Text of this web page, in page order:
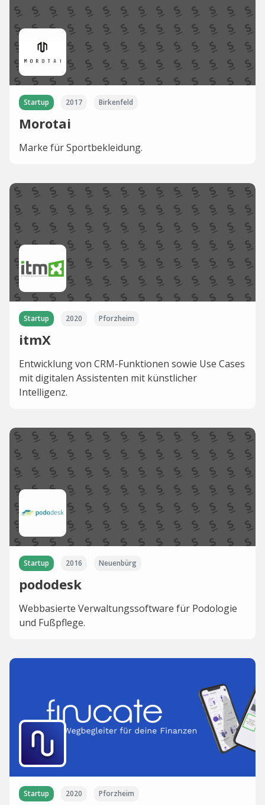
Startup 2017 Birkenfeld
Morotai
Marke für Sportbekleidung.
Startup 2020 Pforzheim
itmX
Entwicklung von CRM-Funktionen sowie Use Cases
mit digitalen Assistenten mit künstlicher
Intelligenz.
Startup 2016 Neuenbürg
pododesk
Webbasierte Verwaltungssoftware für Podologie
und Fußpflege.
Startup 2020 Pforzheim